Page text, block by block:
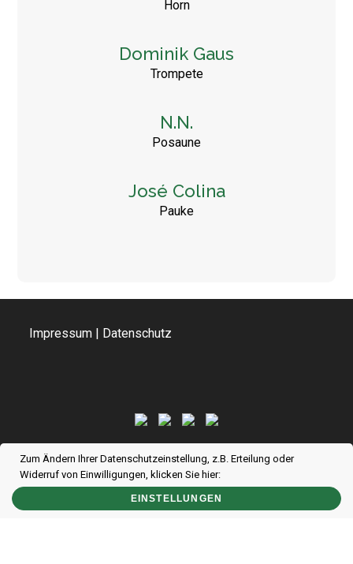
Horn
Dominik Gaus
Trompete
N.N.
Posaune
José Colina
Pauke
Impressum | Datenschutz
Copyright [oceanwp_date] - OceanWP Theme by Nick | Icons erstellt von
Freepikfromwww.flaticon.com
Zum Ändern Ihrer Datenschutzeinstellung, z.B. Erteilung oder
Widerruf von Einwilligungen, klicken Sie hier:
EINSTELLUNGEN